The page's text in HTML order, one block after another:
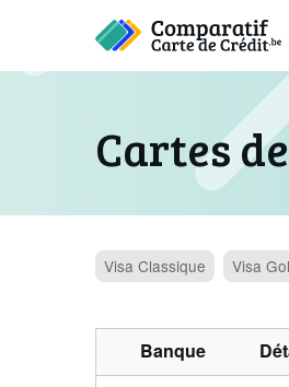
Cartes
Visa Classique Visa
Banque